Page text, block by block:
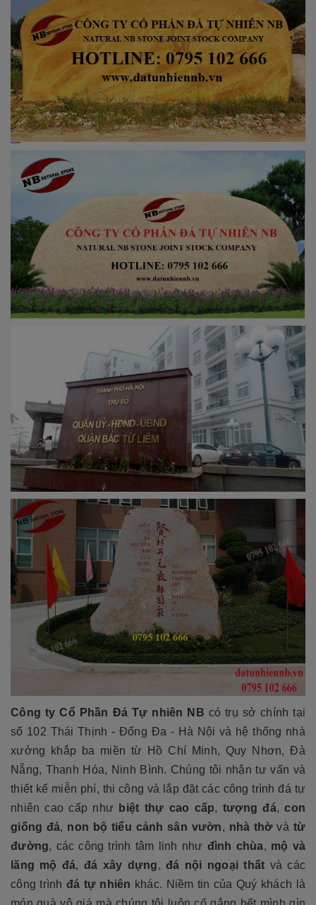
Công ty Cổ Phần Đá Tự nhiên NB có trụ sở chính tại
số 102 Thái Thịnh - Đống Đa - Hà Nội và hệ thống nhà
xưởng khắp ba miền từ Hồ Chí Minh, Quy Nhơn, Đà
Nẵng, Thanh Hóa, Ninh Bình. Chúng tôi nhận tư vấn và
thiết kế miễn phí, thi công và lắp đặt các công trình đá tự
nhiên cao cấp như
biệt thự cao cấp, tượng đá,con
giống đá, non bộ tiểu cảnh sân vườn, nhà thờvà từ
đường, các công trình tâm linh như đình chùa, mộ và
lăng mộ đá, đá xây dựng,đá nội ngoại thất và các
công trình đá tự nhiên khác. Niềm tin của Quý khách là